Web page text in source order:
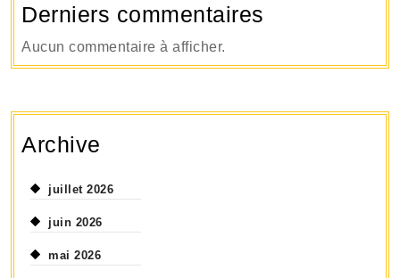
Derniers commentaires
Aucun commentaire à afficher.
Archive
juillet 2026
juin 2026
mai 2026